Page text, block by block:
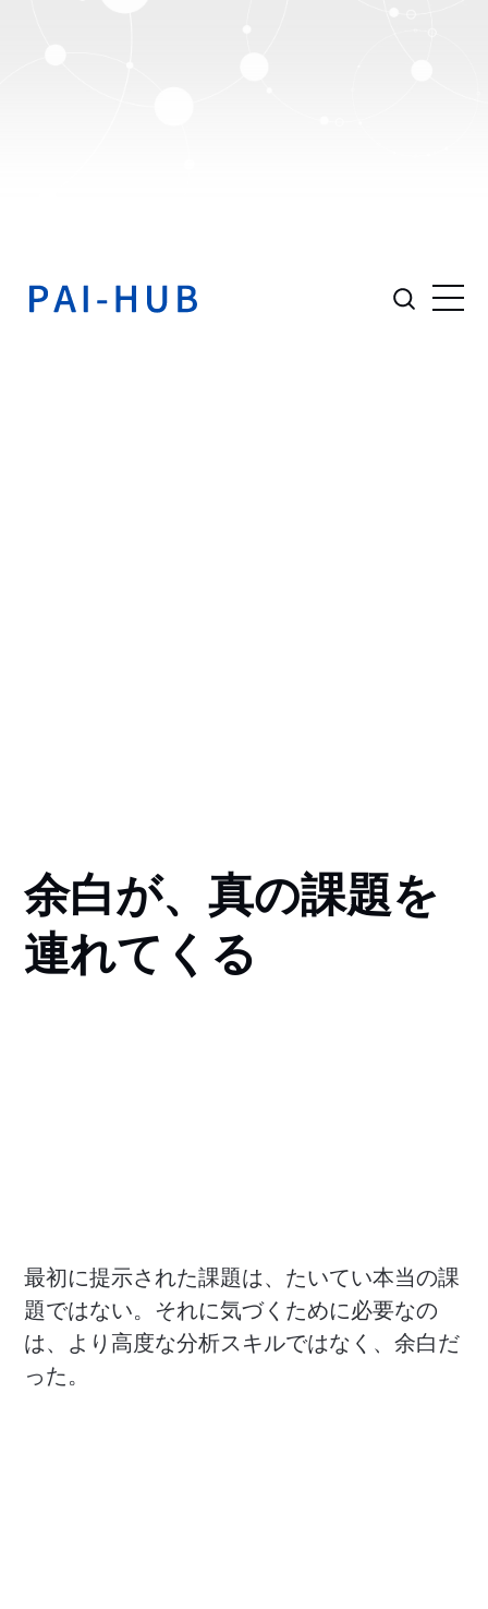
余白が、真の課題を
連れてくる
最初に提示された課題は、たいてい本当の課
題ではない。それに気づくために必要なの
は、より高度な分析スキルではなく、余白だ
った。